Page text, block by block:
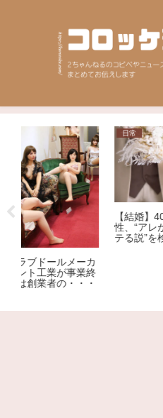
【結婚】40代以上の男
性、“アレがあった方がモ
テる説”を検証。